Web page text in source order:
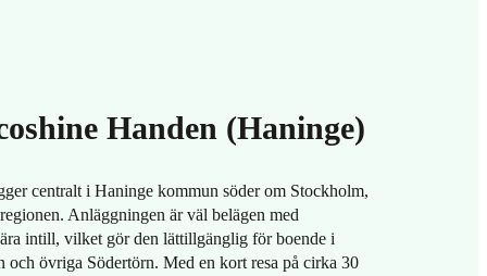
Handen (Haninge)
centralt i Haninge kommun söder om Stockholm,
Anläggningen är väl belägen med
intill, vilket gör den lättillgänglig för boende i
och övriga Södertörn. Med en kort resa på cirka 30